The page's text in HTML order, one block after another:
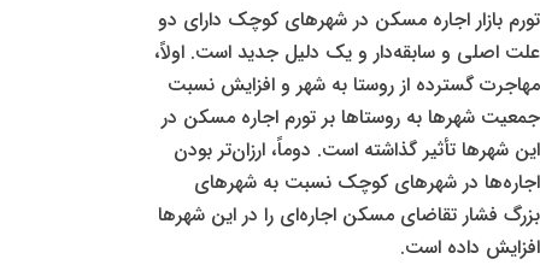
تورم بازار اجاره مسکن در شهرهای کوچک دارای دو
علت اصلی و سابقه‌دار و یک دلیل جدید است. اولاً،
مهاجرت گسترده از روستا به شهر و افزایش نسبت
جمعیت شهرها به روستاها بر تورم اجاره مسکن در
این شهرها تأثیر گذاشته است. دوماً، ارزان‌تر بودن
اجاره‌ها در شهرهای کوچک نسبت به شهرهای
بزرگ فشار تقاضای مسکن اجاره‌ای را در این شهرها
افزایش داده است.